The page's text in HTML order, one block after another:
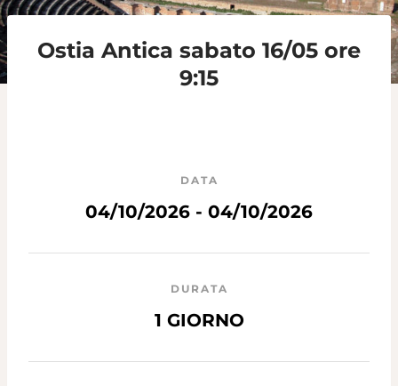
Ostia Antica sabato 16/05 ore
9:15
DATA
04/10/2026 - 04/10/2026
DURATA
1 GIORNO